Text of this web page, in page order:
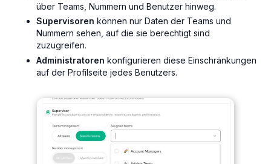
über Teams, Nummern und Benutzer hinweg.
Supervisoren können nur Daten der Teams und
Nummern sehen, auf die sie berechtigt sind
zuzugreifen.
Administratoren konfigurieren diese Einschränkungen
auf der Profilseite jedes Benutzers.